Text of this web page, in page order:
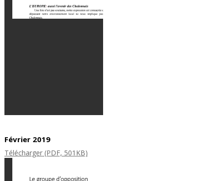
Février 2019
Télécharger (PDF, 501KB)